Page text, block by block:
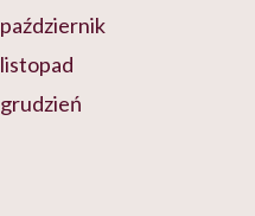
październik
listopad
grudzień